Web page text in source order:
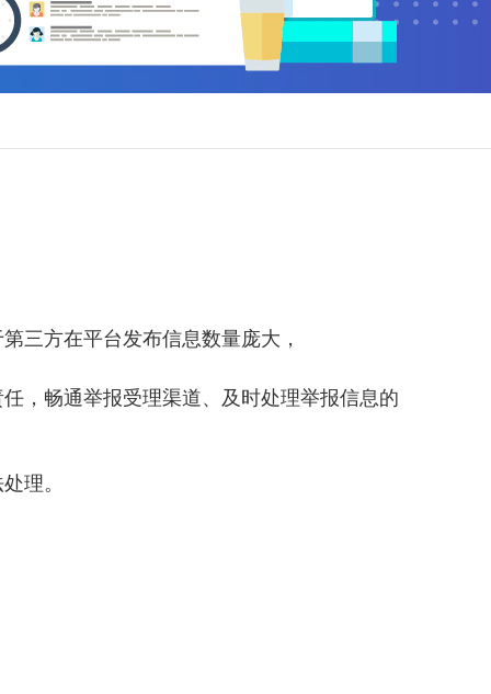
方在平台发布信息数量庞大，
畅通举报受理渠道、及时处理举报信息的
理。